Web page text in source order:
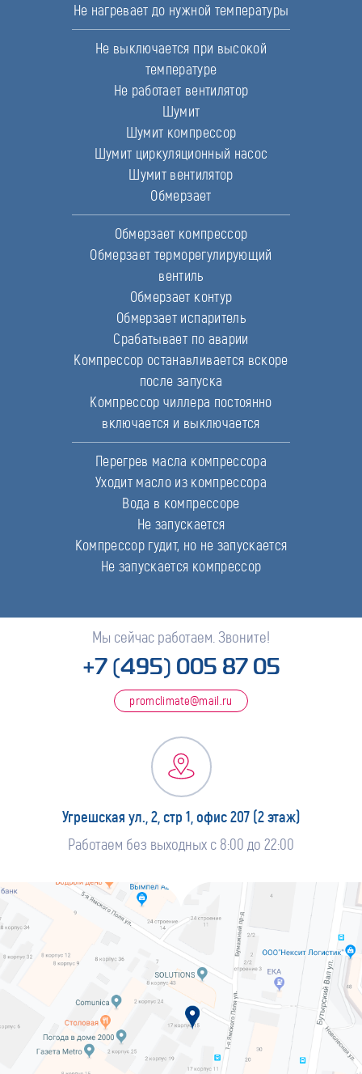
Не нагревает до нужной температуры
Не выключается при высокой
температуре
Не работает вентилятор
Шумит
Шумит компрессор
Шумит циркуляционный насос
Шумит вентилятор
Обмерзает
Обмерзает компрессор
Обмерзает терморегулирующий
вентиль
Обмерзает контур
Обмерзает испаритель
Срабатывает по аварии
Компрессор останавливается вскоре
после запуска
Компрессор чиллера постоянно
включается и выключается
Перегрев масла компрессора
Уходит масло из компрессора
Вода в компрессоре
Не запускается
Компрессор гудит, но не запускается
Не запускается компрессор
Мы сейчас работаем. Звоните!
+7 (495) 005 87 05
promclimate@mail.ru
Угрешская ул., 2, стр 1, офис 207 (2 этаж)
Работаем без выходных с 8:00 до 22:00